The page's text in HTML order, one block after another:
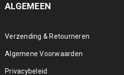
ALGEMEEN
Verzending & Retourneren
Algemene Voorwaarden
Privacybeleid